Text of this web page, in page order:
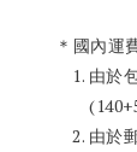
＊國內運
1. 由於
2. 由於